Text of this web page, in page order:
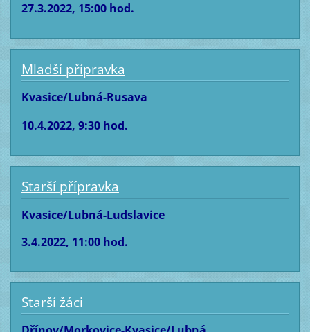
27.3.2022, 15:00 hod.
Mladší přípravka
Kvasice/Lubná-Rusava
10.4.2022, 9:30 hod.
Starší přípravka
Kvasice/Lubná-Ludslavice
3.4.2022, 11:00 hod.
Starší žáci